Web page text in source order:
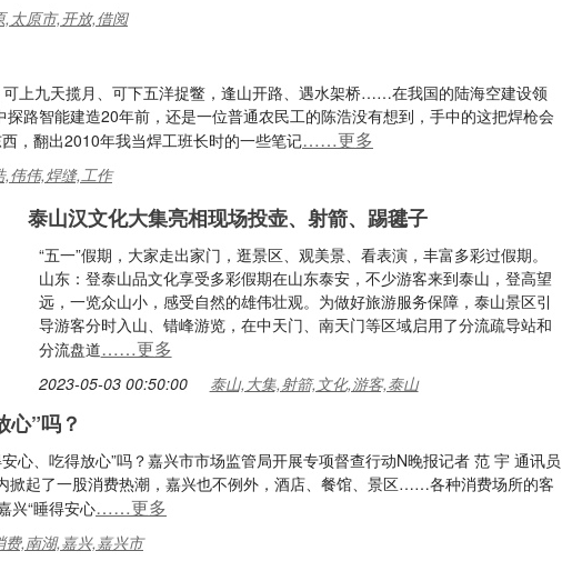
,太原市,开放,借阅
上九天揽月、可下五洋捉鳖，逢山开路、遇水架桥……在我国的陆海空建设领
探路智能建造20年前，还是一位普通农民工的陈浩没有想到，手中的这把焊枪会
，翻出2010年我当焊工班长时的一些笔记……更多
伟伟,焊缝,工作
泰山汉文化大集亮相现场投壶、射箭、踢毽子
“五一”假期，大家走出家门，逛景区、观美景、看表演，丰富多彩过假期。
山东：登泰山品文化享受多彩假期在山东泰安，不少游客来到泰山，登高望
远，一览众山小，感受自然的雄伟壮观。为做好旅游服务保障，泰山景区引
导游客分时入山、错峰游览，在中天门、南天门等区域启用了分流疏导站和
分流盘道……更多
2023-05-03 00:50:00 泰山,大集,射箭,文化,游客,泰山
心”吗？
心、吃得放心”吗？嘉兴市市场监管局开展专项督查行动N晚报记者 范 宇 通讯员
掀起了一股消费热潮，嘉兴也不例外，酒店、餐馆、景区……各种消费场所的客
兴“睡得安心……更多
费,南湖,嘉兴,嘉兴市